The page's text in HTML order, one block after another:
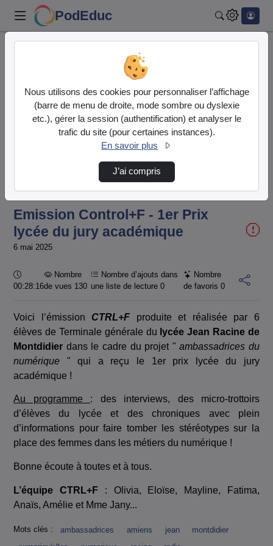
PodEduc
Emission Control+F - 1er Prix lycée du jury …
actuel
00:00:000 / Durée
28:16:653 Chargé
8.26%
dans
l'image
écran
Emission Control+F - 1er Prix
lycée du jury académique
6 mai 2025
Durée :
00:28:16
Nombre
de vues 130
Nombre d’ajouts dans
une liste de lecture0
Nombre
de favoris 0
Voici l’émission CTRL+F produite et réalisée par 6
élèves de Terminale générale du lycée Jean Racine de
Montdidier dans le cadre du projet "ambassadrices du
numérique " qui a reçu le 1er prix lycée du jury
académique !
Au programme : des interviews, des micro-trottoirs
d’élèves du lycée et des chroniques avec plein
d’informations pour faire tomber les stéréotypes sur la
place des femmes dans les métiers du numérique !
Bonne écoute à toutes et à tous.
L’équipe CTRL+F : Olivia, Eloïse, Mayline, Fatima,
Anaïs, Amélie et Mme Jany...
Mots clés : ambassadrices amiens jean
montdidier
Nous utilisons des cookies pour personnaliser l’affichage
(barre de menu de droite, mode sombre ou dyslexie
etc.), gérer la session (authentification) et analyser le
trafic du site (pour certaines instances).
En savoir plus
J’ai compris